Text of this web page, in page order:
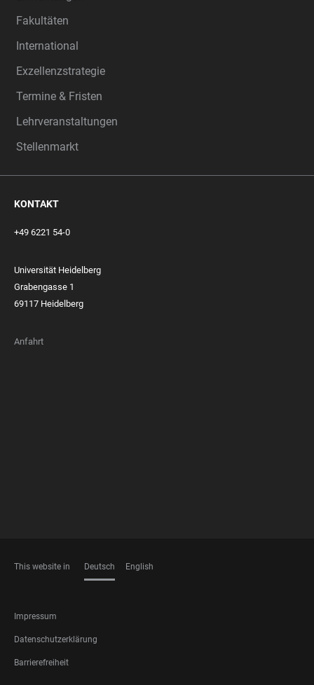
Fakultäten
International
Exzellenzstrategie
Termine & Fristen
Lehrveranstaltungen
Stellenmarkt
KONTAKT
+49 6221 54-0
Universität Heidelberg
Grabengasse 1
69117 Heidelberg
Anfahrt
This website in Deutsch English
FOOTER
LEGAL
Impressum
Datenschutzerklärung
Barrierefreiheit